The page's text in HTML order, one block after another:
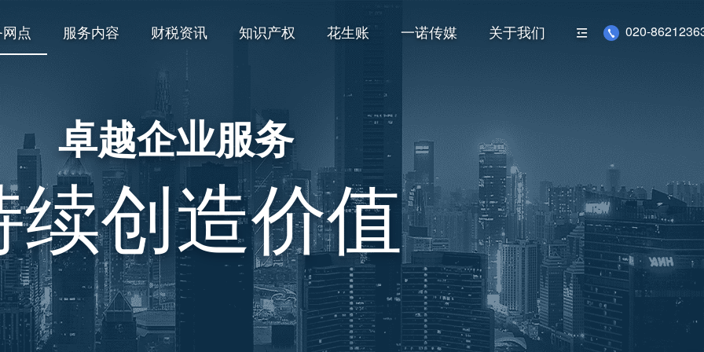
点 服务内容 财税资讯 知识产权 花生账 一诺传媒 关于我们 020-
卓越企业服务
续创造价值